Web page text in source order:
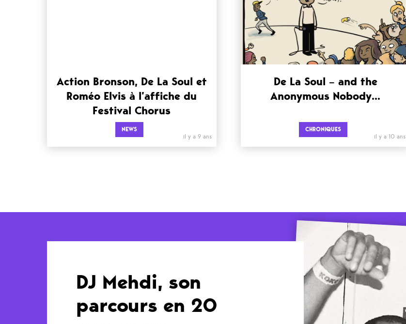
Action Bronson, De La Soul et
Roméo Elvis à l’affiche du
Festival Chorus
NEWS
il y a 9 ans
De La Soul – and the
Anonymous Nobody…
CHRONIQUES
il y a 10 ans
DJ Mehdi, son
parcours en 20